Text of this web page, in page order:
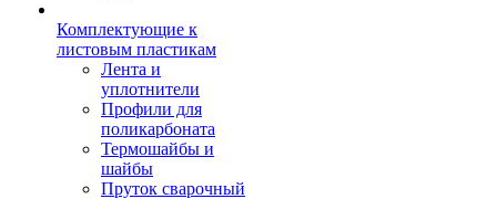
Комплектующие к
листовым пластикам
Лента и
уплотнители
Профили для
поликарбоната
Термошайбы и
шайбы
Пруток сварочный